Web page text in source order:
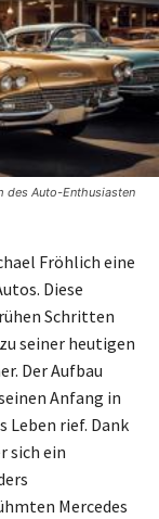
des Auto-Enthusiasten
Fröhlich eine
Diese
Schritten
seiner heutigen
Der Aufbau
Anfang in
Leben rief. Dank
sich ein
Mercedes